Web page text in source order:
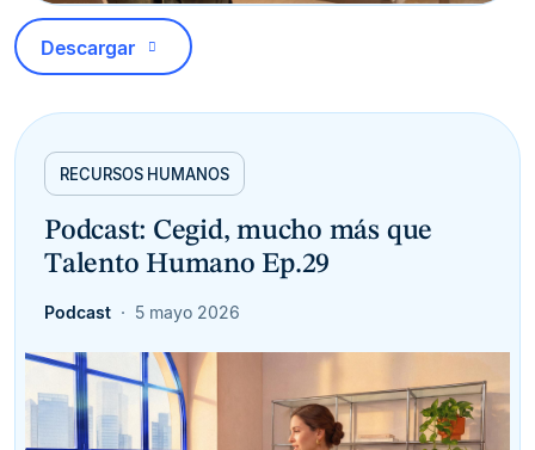
Descargar
RECURSOS HUMANOS
Podcast: Cegid, mucho más que
Talento Humano Ep.29
Podcast 5 mayo 2026